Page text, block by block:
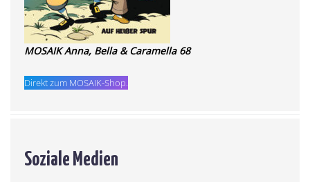
MOSAIK Anna, Bella & Caramella 68
Direkt zum MOSAIK-Shop.
Soziale Medien